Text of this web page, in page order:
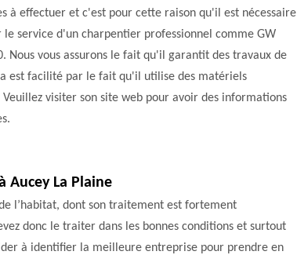
à effectuer et c'est pour cette raison qu'il est nécessaire
le service d'un charpentier professionnel comme GW
Nous vous assurons le fait qu'il garantit des travaux de
est facilité par le fait qu'il utilise des matériels
visiter son site web pour avoir des informations
Aucey La Plaine
l’habitat, dont son traitement est fortement
donc le traiter dans les bonnes conditions et surtout
à identifier la meilleure entreprise pour prendre en